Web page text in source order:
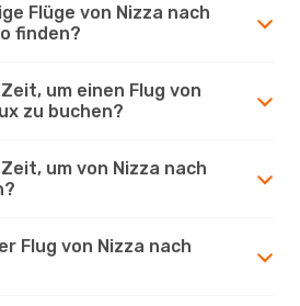
Flüge von Nizza nach
finden?
um einen Flug von
zu buchen?
um von Nizza nach
Flug von Nizza nach